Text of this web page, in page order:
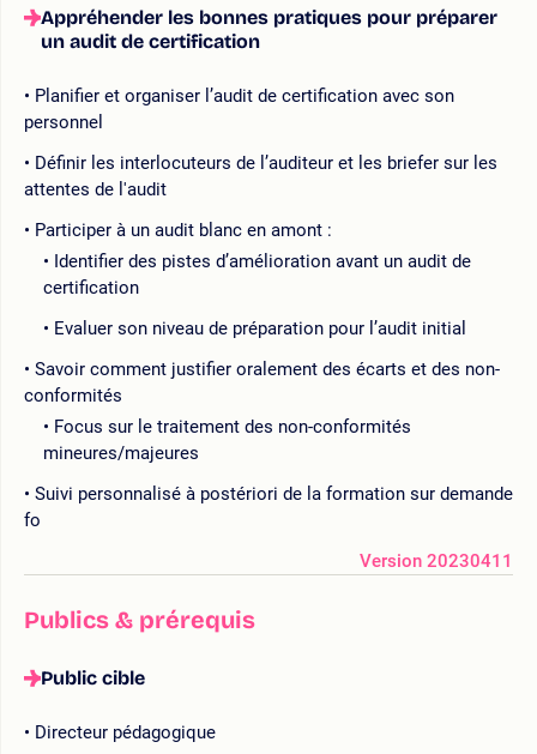
Appréhender les bonnes pratiques pour préparer
un audit de certification
Planifier et organiser l’audit de certification avec son
personnel
Définir les interlocuteurs de l’auditeur et les briefer sur les
attentes de l'audit
Participer à un audit blanc en amont :
Identifier des pistes d’amélioration avant un audit de
certification
Evaluer son niveau de préparation pour l’audit initial
Savoir comment justifier oralement des écarts et des non-
conformités
Focus sur le traitement des non-conformités
mineures/majeures
Suivi personnalisé à postériori de la formation sur demande
fo
Version 20230411
Publics & prérequis
Public cible
Directeur pédagogique